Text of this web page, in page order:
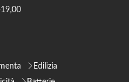
Edilizia